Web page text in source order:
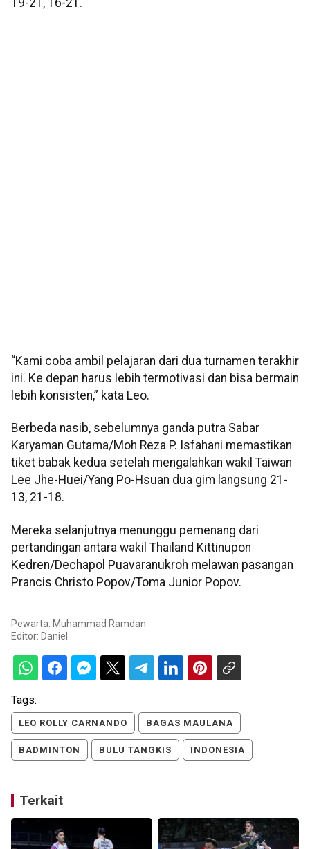
19-21, 16-21.
“Kami coba ambil pelajaran dari dua turnamen terakhir
ini. Ke depan harus lebih termotivasi dan bisa bermain
lebih konsisten,” kata Leo.
Berbeda nasib, sebelumnya ganda putra Sabar
Karyaman Gutama/Moh Reza P. Isfahani memastikan
tiket babak kedua setelah mengalahkan wakil Taiwan
Lee Jhe-Huei/Yang Po-Hsuan dua gim langsung 21-
13, 21-18.
Mereka selanjutnya menunggu pemenang dari
pertandingan antara wakil Thailand Kittinupon
Kedren/Dechapol Puavaranukroh melawan pasangan
Prancis Christo Popov/Toma Junior Popov.
Pewarta: Muhammad Ramdan
Editor: Daniel
Tags:
LEO ROLLY CARNANDO BAGAS MAULANA
BADMINTON BULU TANGKIS INDONESIA
Terkait